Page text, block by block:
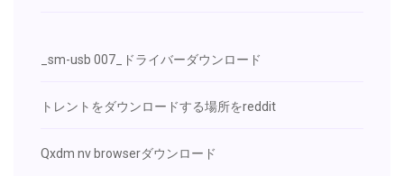
_sm-usb 007_ドライバーダウンロード
トレントをダウンロードする場所をreddit
Qxdm nv browserダウンロード